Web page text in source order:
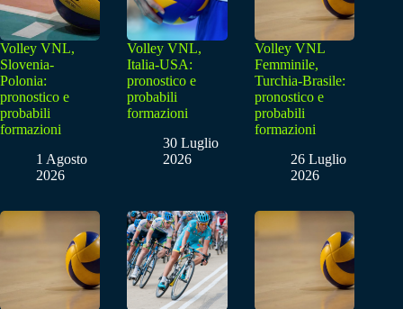
Volley VNL,
Slovenia-
Polonia:
pronostico e
probabili
formazioni
1 Agosto
2026
Volley VNL,
Italia-USA:
pronostico e
probabili
formazioni
30 Luglio
2026
Volley VNL
Femminile,
Turchia-Brasile:
pronostico e
probabili
formazioni
26 Luglio
2026